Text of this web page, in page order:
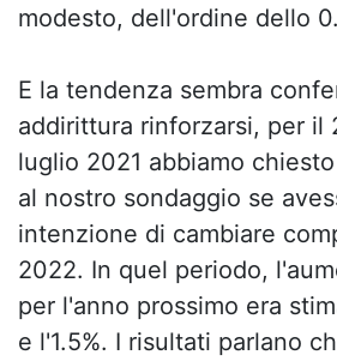
modesto, dell'ordine dello
E la tendenza sembra
addirittura rinforzarsi, per il
luglio 2021 abbiamo
al nostro sondaggio se
intenzione di cambiare
2022. In quel periodo,
per l'anno prossimo era
e l'1.5%. I risultati parlano